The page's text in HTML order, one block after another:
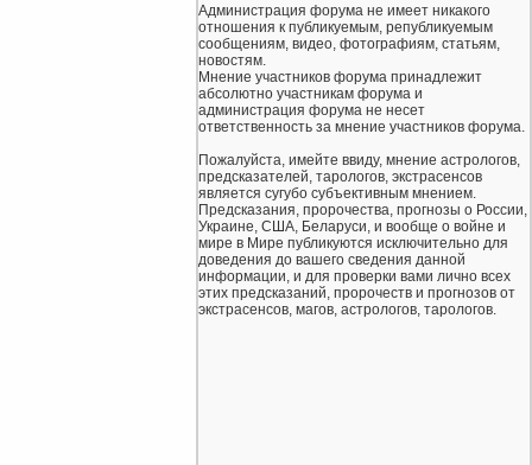
Администрация форума не имеет никакого
отношения к публикуемым, републикуемым
сообщениям, видео, фотографиям, статьям,
новостям.
Мнение участников форума принадлежит
абсолютно участникам форума и
администрация форума не несет
ответственность за мнение участников форума.
Пожалуйста, имейте ввиду, мнение астрологов,
предсказателей, тарологов, экстрасенсов
является сугубо субъективным мнением.
Предсказания, пророчества, прогнозы о России,
Украине, США, Беларуси, и вообще о войне и
мире в Мире публикуются исключительно для
доведения до вашего сведения данной
информации, и для проверки вами лично всех
этих предсказаний, пророчеств и прогнозов от
экстрасенсов, магов, астрологов, тарологов.